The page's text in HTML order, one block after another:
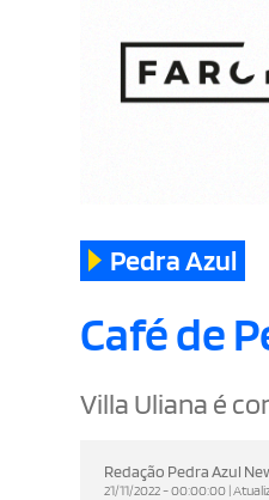
Pedra Azul
Café de
Villa Uliana é
Redação Pedra Azul
21/11/2022 - 00:00:00 |